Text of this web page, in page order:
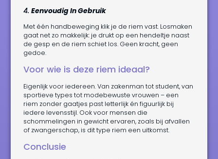
4.Eenvoudig In Gebruik
Met één handbeweging klik je de riem vast. Losmaken
gaat net zo makkelijk: je drukt op een hendeltje naast
de gesp en de riem schiet los. Geen kracht, geen
gedoe.
Voor wie is deze riem ideaal?
Eigenlijk voor iedereen. Van zakenman tot student, van
sportieve types tot modebewuste vrouwen – een
riem zonder gaatjes past letterlijk én figuurlijk bij
iedere levensstijl. Ook voor mensen die
schommelingen in gewicht ervaren, zoals bij afvallen
of zwangerschap, is dit type riem een uitkomst.
Conclusie